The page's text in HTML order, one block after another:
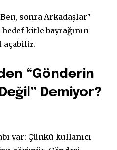
sonra Arkadaşlar”
kitle bayrağının
açabilir.
“Gönderin
Demiyor?
var: Çünkü kullanıcı